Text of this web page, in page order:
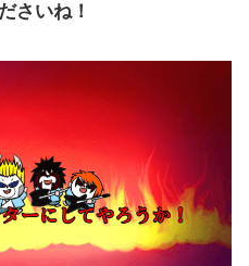
さいね！